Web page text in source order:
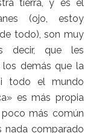
tierra, y es el
(ojo, estoy
todo), son muy
decir, que les
demás que la
todo el mundo
es más propia
más común
nada comparado